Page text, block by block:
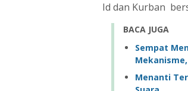
Id dan Kurban
BACA JUGA
Sempat
Menanti